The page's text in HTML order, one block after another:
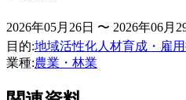
2026年05月26日 〜 2026年06月
目的:地域活性化人材育成・雇
業種:農業・林業